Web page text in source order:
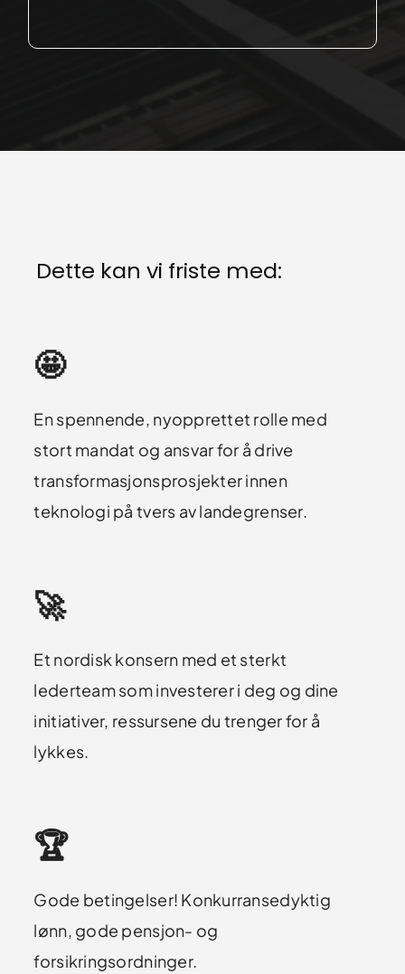
Dette kan vi friste med:
🤩
En spennende, nyopprettet rolle med
stort mandat og ansvar for å drive
transformasjonsprosjekter innen
teknologi på tvers av landegrenser.
🚀
Et nordisk konsern med et sterkt
lederteam som investerer i deg og dine
initiativer, ressursene du trenger for å
lykkes.
🏆
Gode betingelser! Konkurransedyktig
lønn, gode pensjon- og
forsikringsordninger.